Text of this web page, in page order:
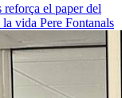
el paper del
la vida Pere Fontanals